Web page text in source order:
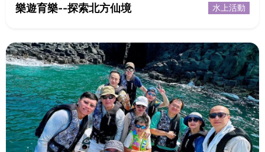
樂遊育樂--探索北方仙境 水上活動